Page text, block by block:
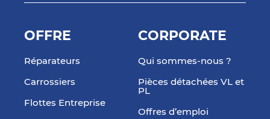
OFFRE
Réparateurs
Carrossiers
Flottes Entreprise
CORPORATE
Qui sommes-nous ?
Pièces détachées VL et
PL
Offres d’emploi